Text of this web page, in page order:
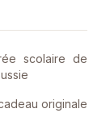
scolaire de
originale